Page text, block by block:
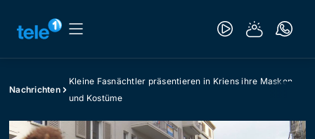
Nachrichten
Kleine Fasnächtler präsentieren in Kriens ihre Masken
und Kostüme